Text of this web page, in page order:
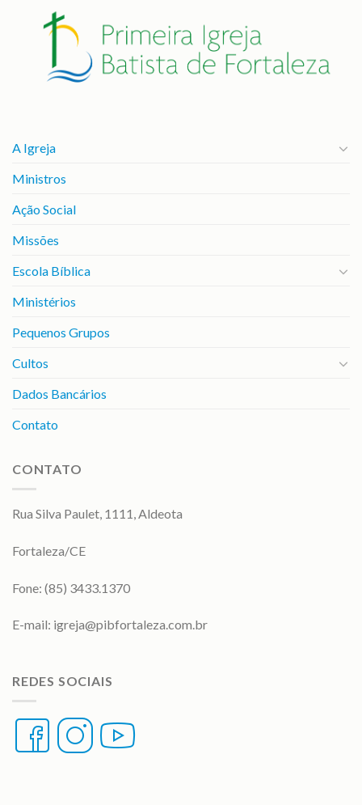
A Igreja
Ministros
Ação Social
Missões
Escola Bíblica
Ministérios
Pequenos Grupos
Cultos
Dados Bancários
Contato
CONTATO
Rua Silva Paulet, 1111, Aldeota
Fortaleza/CE
Fone: (85) 3433.1370
E-mail: igreja@pibfortaleza.com.br
REDES SOCIAIS